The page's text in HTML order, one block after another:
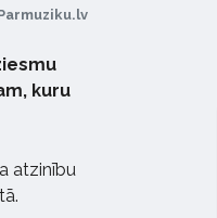
kuru
atzinību